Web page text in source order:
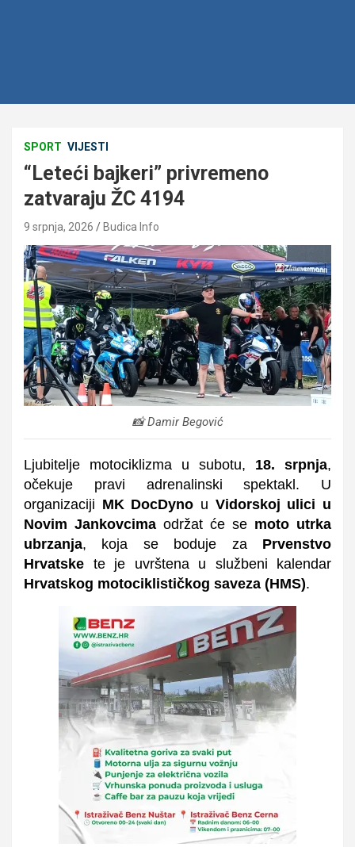
SPORT VIJESTI
“Leteći bajkeri” privremeno
zatvaraju ŽC 4194
9 srpnja, 2026 Budica Info
📸 Damir Begović
Ljubitelje motociklizma u subotu, 18. srpnja,
očekuje pravi adrenalinski spektakl. U
organizaciji MK DocDyno u Vidorskoj ulici u
Novim Jankovcima održat će se moto utrka
ubrzanja, koja se boduje za Prvenstvo
Hrvatske te je uvrštena u službeni kalendar
Hrvatskog motociklističkog saveza (HMS).